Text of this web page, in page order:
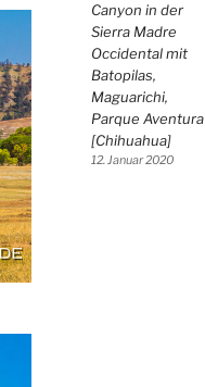
Canyon in der
Sierra Madre
Occidental mit
Batopilas,
Maguarichi,
Parque Aventura
[Chihuahua]
12. Januar 2020